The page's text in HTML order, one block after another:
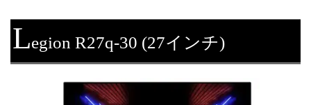
Legion R27q-30 (27インチ)